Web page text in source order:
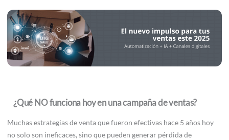
¿Qué NO funciona hoy en una campaña de ventas?
Muchas estrategias de venta que fueron efectivas hace 5 años hoy
no solo son ineficaces, sino que pueden generar pérdida de